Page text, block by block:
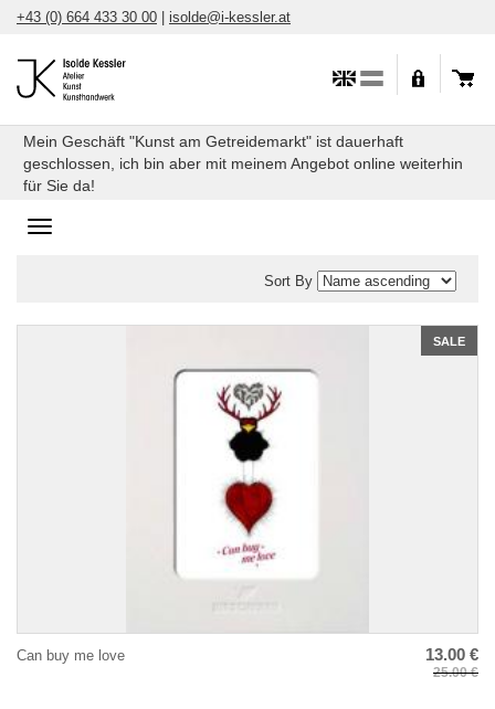
Skip+43 (0) 664 433 30 00 | isolde@i-kessler.at
Mein Geschäft "Kunst am Getreidemarkt" ist dauerhaft
geschlossen, ich bin aber mit meinem Angebot online weiterhin
für Sie da!
Toggle
Sort By
SALE
Can buy me love 13.00 €
25.00 €